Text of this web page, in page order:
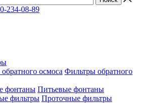
234-08-89
Фильтры обратного
Питьевые фонтаны
Проточные фильтры